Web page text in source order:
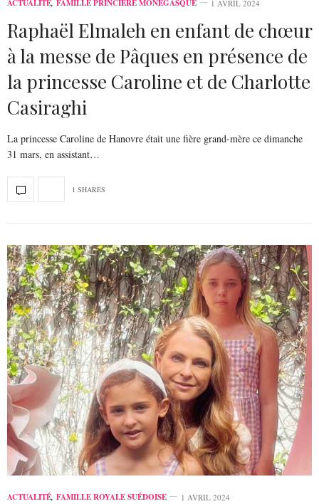
ACTUALITÉ, FAMILLE PRINCIÈRE MONÉGASQUE 1 AVRIL 2024
Raphaël Elmaleh en enfant de chœur
à la messe de Pâques en présence de
la princesse Caroline et de Charlotte
Casiraghi
La princesse Caroline de Hanovre était une fière grand-mère ce dimanche
31 mars, en assistant…
1 SHARES
ACTUALITÉ, FAMILLE ROYALE SUÉDOISE 1 AVRIL 2024